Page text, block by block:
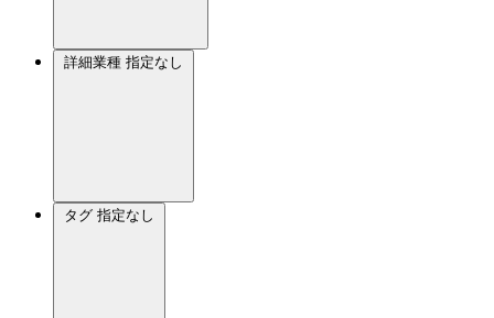
詳細業種 指定なし
タグ 指定なし